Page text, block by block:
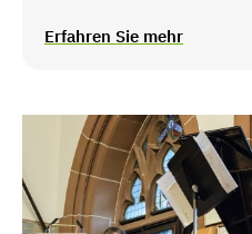
Erfahren Sie mehr